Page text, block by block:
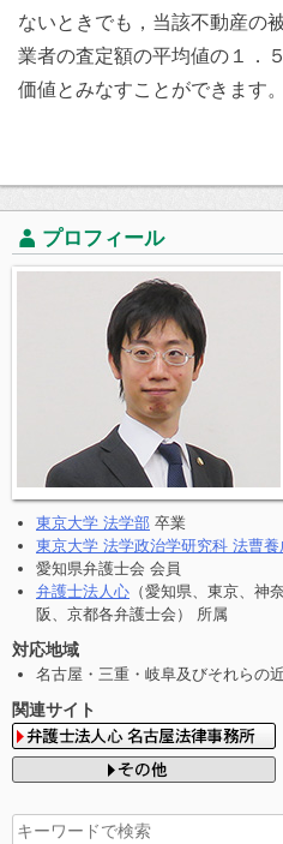
ないときでも，当該不動産の
業者の査定額の平均値の１．
価値とみなすことができます。
プロフィール
東京大学 法学部 卒業
東京大学 法学政治学研究科 法曹養
愛知県弁護士会 会員
弁護士法人心 （愛知県、東京、神
阪、京都各弁護士会） 所属
対応地域
名古屋・三重・岐阜及びそれらの
関連サイト
検